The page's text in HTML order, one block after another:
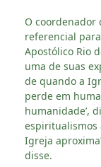
O coordenador
referencial
Apostólico Rio
uma de suas
de quando a
perde em
humanidade’,
espiritualismos
Igreja
disse.